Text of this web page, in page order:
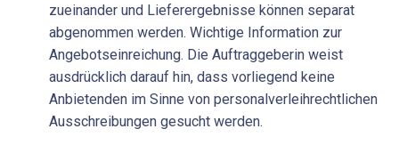
zueinander und Lieferergebnisse können separat
abgenommen werden. Wichtige Information zur
Angebotseinreichung. Die Auftraggeberin weist
ausdrücklich darauf hin, dass vorliegend keine
Anbietenden im Sinne von personalverleihrechtlichen
Ausschreibungen gesucht werden.